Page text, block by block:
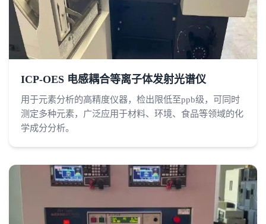
ICP-OES 电感耦合等离子体发射光谱仪
用于元素分析的高精度仪器，检出限低至ppb级，可同时
测定多种元素，广泛应用于材料、环境、食品等领域的化
学成分分析。